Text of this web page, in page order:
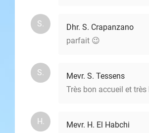
S.
Dhr. S. Crapanzano
parfait 😉
S.
Mevr. S. Tessens
Très bon accueil et très
H.
Mevr. H. El Habchi